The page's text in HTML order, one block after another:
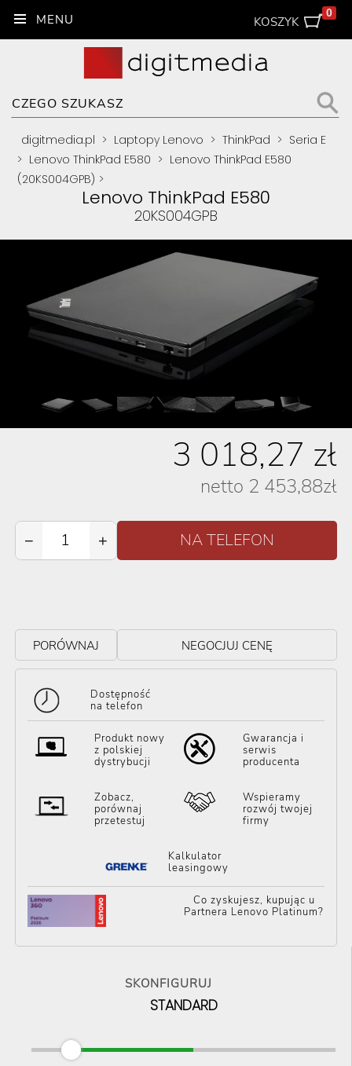
KOSZYK
0
digitmedia.pl > Laptopy Lenovo > ThinkPad > Seria E
> Lenovo ThinkPad E580 > Lenovo ThinkPad E580
(20KS004GPB) >
Lenovo ThinkPad E580
20KS004GPB
3 018,27 zł
netto 2 453,88zł
− +
PORÓWNAJ NEGOCJUJ CENĘ
Dostępność
na telefon
Produkt nowy
z polskiej
dystrybucji
Gwarancja i
serwis
producenta
Zobacz,
porównaj
przetestuj
Wspieramy
rozwój twojej
firmy
Kalkulator
leasingowy
Co zyskujesz, kupując u
Partnera Lenovo Platinum?
SKONFIGURUJ
STANDARD